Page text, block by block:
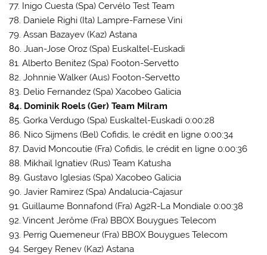
77. Inigo Cuesta (Spa) Cervélo Test Team
78. Daniele Righi (Ita) Lampre-Farnese Vini
79. Assan Bazayev (Kaz) Astana
80. Juan-Jose Oroz (Spa) Euskaltel-Euskadi
81. Alberto Benitez (Spa) Footon-Servetto
82. Johnnie Walker (Aus) Footon-Servetto
83. Delio Fernandez (Spa) Xacobeo Galicia
84. Dominik Roels (Ger) Team Milram
85. Gorka Verdugo (Spa) Euskaltel-Euskadi 0:00:28
86. Nico Sijmens (Bel) Cofidis, le crédit en ligne 0:00:34
87. David Moncoutie (Fra) Cofidis, le crédit en ligne 0:00:36
88. Mikhail Ignatiev (Rus) Team Katusha
89. Gustavo Iglesias (Spa) Xacobeo Galicia
90. Javier Ramirez (Spa) Andalucia-Cajasur
91. Guillaume Bonnafond (Fra) Ag2R-La Mondiale 0:00:38
92. Vincent Jerôme (Fra) BBOX Bouygues Telecom
93. Perrig Quemeneur (Fra) BBOX Bouygues Telecom
94. Sergey Renev (Kaz) Astana